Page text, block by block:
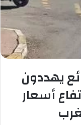
يهددون
أسعار